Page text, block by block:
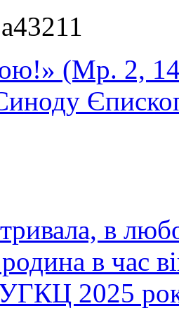
(Мр. 2,
в
родина в час
2025